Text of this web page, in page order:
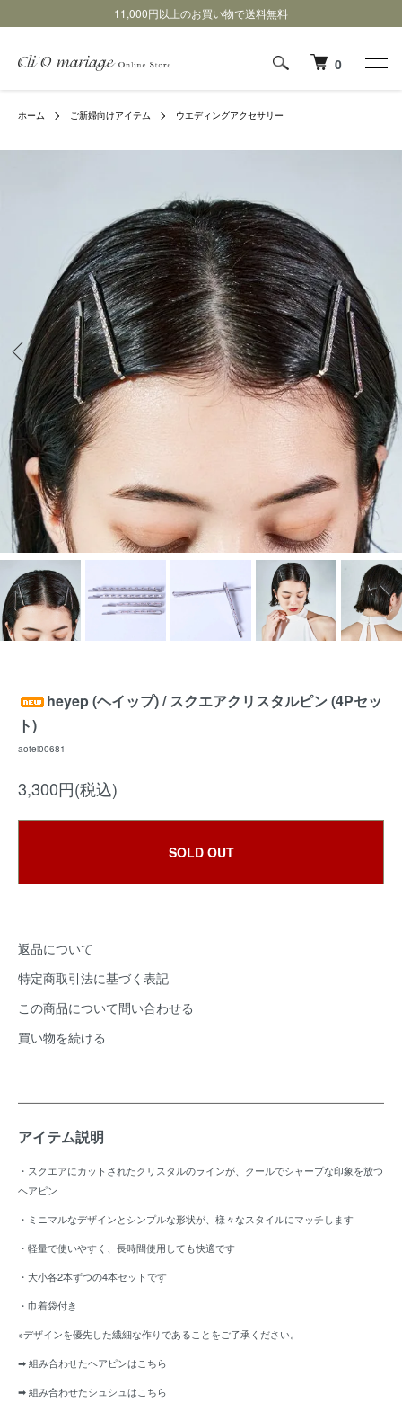
11,000円以上のお買い物で送料無料
0
ホーム ご新婦向けアイテム ウエディングアクセサリー
heyep (ヘイップ) / スクエアクリスタルピン (4Pセッ
ト)
aotei00681
3,300円(税込)
SOLD OUT
返品について
特定商取引法に基づく表記
この商品について問い合わせる
買い物を続ける
アイテム説明
・スクエアにカットされたクリスタルのラインが、クールでシャープな印象を放つ
ヘアピン
・ミニマルなデザインとシンプルな形状が、様々なスタイルにマッチします
・軽量で使いやすく、長時間使用しても快適です
・大小各2本ずつの4本セットです
・巾着袋付き
※デザインを優先した繊細な作りであることをご了承ください。
➡組み合わせたヘアピンはこちら
➡組み合わせたシュシュはこちら